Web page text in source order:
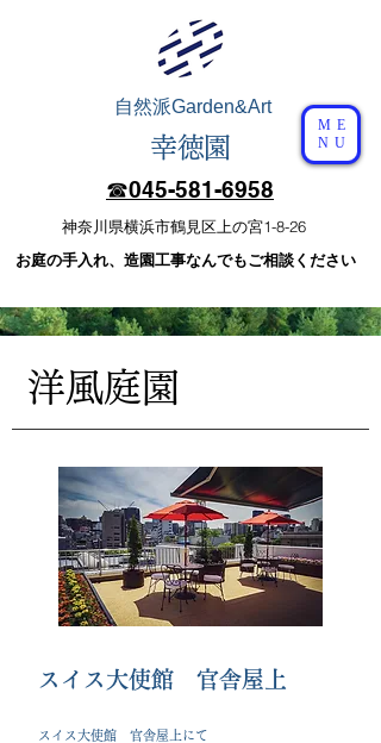
自然派Garden&Art
幸徳園
☎︎​045-581-6958
​神奈川県横浜市鶴見区上の宮1-8-26
​お庭の手入れ、造園工事なんでもご相談ください
ME
NU
​洋風庭園
​スイス大使館 官舎屋上
スイス大使館 官舎屋上にて